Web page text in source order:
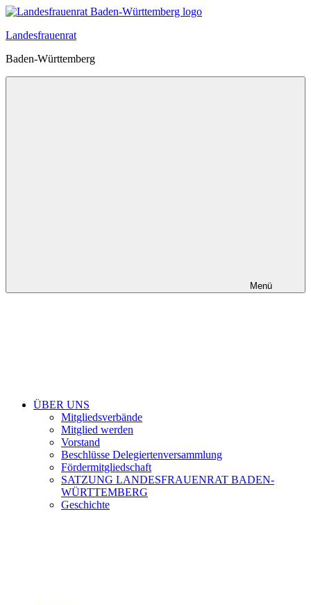
Zum
springen
Landesfrauenrat
Baden-Württemberg
Menü
ÜBER UNS
Mitgliedsverbände
Mitglied werden
Vorstand
Beschlüsse Delegiertenversammlung
Fördermitgliedschaft
SATZUNG LANDESFRAUENRAT BADEN-
WÜRTTEMBERG
Geschichte